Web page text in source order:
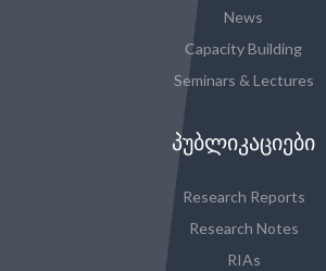
News
Capacity Building
Seminars & Lectures
ᲞᲣᲑᲚᲘᲙᲐᲪᲘᲔᲑᲘ
Research Reports
Research Notes
RIAs